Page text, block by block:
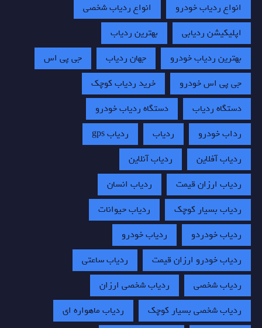
انواع ردیاب خودرو
انواع ردیاب شخصی
اپلیکیشن ردیابی
بهترین ردیاب
بهترین ردیاب خودرو
جهان ردیاب
جی پی اس
جی پی اس خودرو
خرید ردیاب کوچک
دستگاه ردیاب
دستگاه ردیاب خودرو
رداب خودرو
ردیاب
ردیاب gps
ردیاب آفلاین
ردیاب آنلاین
ردیاب ارزان قیمت
ردیاب انسان
ردیاب بسیار کوچک
ردیاب حیوانات
ردیاب خودردو
ردیاب خودرو
ردیاب خودرو ارزان قیمت
ردیاب ساعتی
ردیاب شخصی
ردیاب شخصی ارزان
ردیاب شخصی بسیار کوچک
ردیاب ماهواره ای